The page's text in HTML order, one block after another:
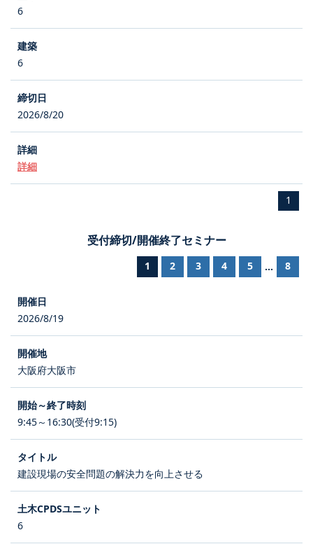
6
6
2026/8/20
詳細
1
受付締切/開催終了セミナー
1 2 3 4 5 ... 8
2026/8/19
大阪府大阪市
9:45～16:30(受付9:15)
建設現場の安全問題の解決力を向上させる
6